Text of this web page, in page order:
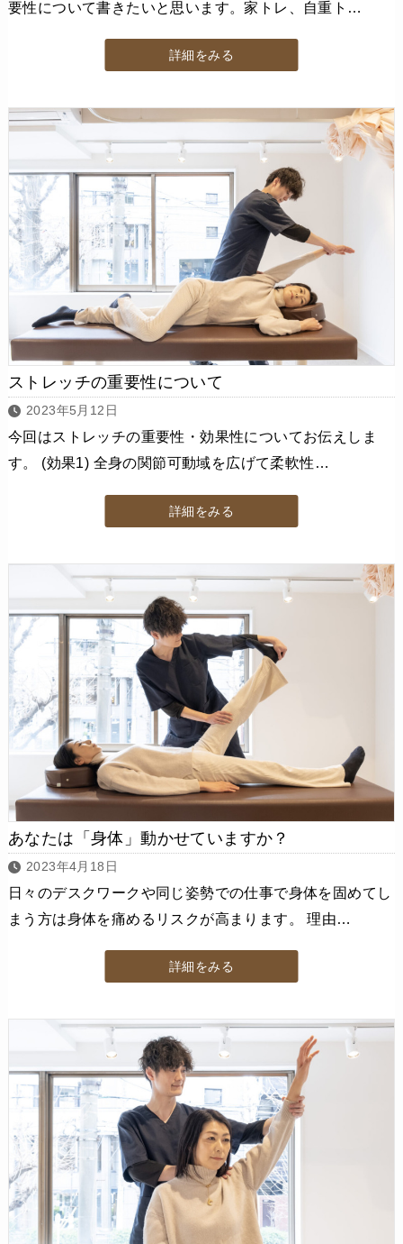
要性について書きたいと思います。家トレ、自重ト…
詳細をみる
ストレッチの重要性について
2023年5月12日
今回はストレッチの重要性・効果性についてお伝えしま
す。 (効果1) 全身の関節可動域を広げて柔軟性…
詳細をみる
あなたは「身体」動かせていますか？
2023年4月18日
日々のデスクワークや同じ姿勢での仕事で身体を固めてし
まう方は身体を痛めるリスクが高まります。 理由…
詳細をみる